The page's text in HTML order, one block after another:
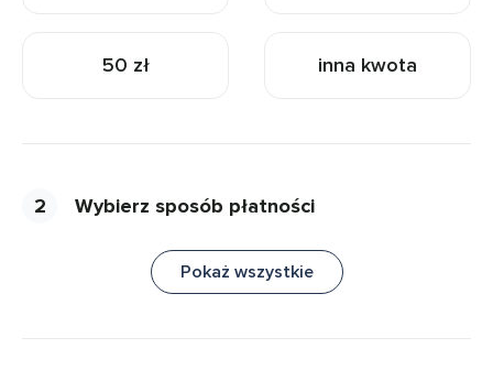
50 zł inna kwota
2 Wybierz sposób płatności
Pokaż wszystkie